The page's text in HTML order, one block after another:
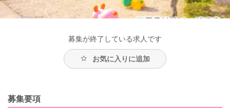
募集が終了している求人です
お気に入りに追加
募集要項